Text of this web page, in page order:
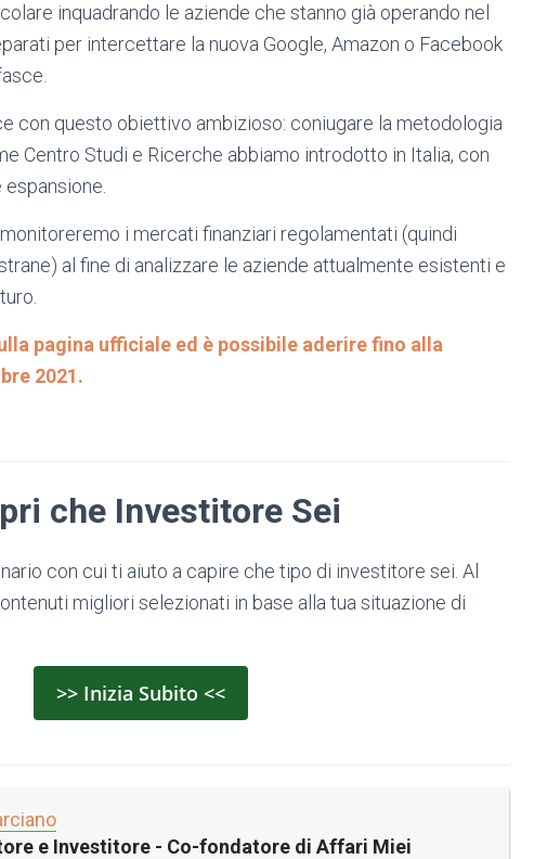
inquadrando le aziende che stanno già operando nel
per intercettare la nuova Google, Amazon o Facebook
con questo obiettivo ambizioso: coniugare la metodologia
Centro Studi e Ricerche abbiamo introdotto in Italia, con
monitoreremo i mercati finanziari regolamentati (quindi
al fine di analizzare le aziende attualmente esistenti e
pagina ufficiale ed è possibile aderire fino alla
2021.
che Investitore Sei
con cui ti aiuto a capire che tipo di investitore sei. Al
migliori selezionati in base alla tua situazione di
>> Inizia Subito <<
e Investitore - Co-fondatore di Affari Miei